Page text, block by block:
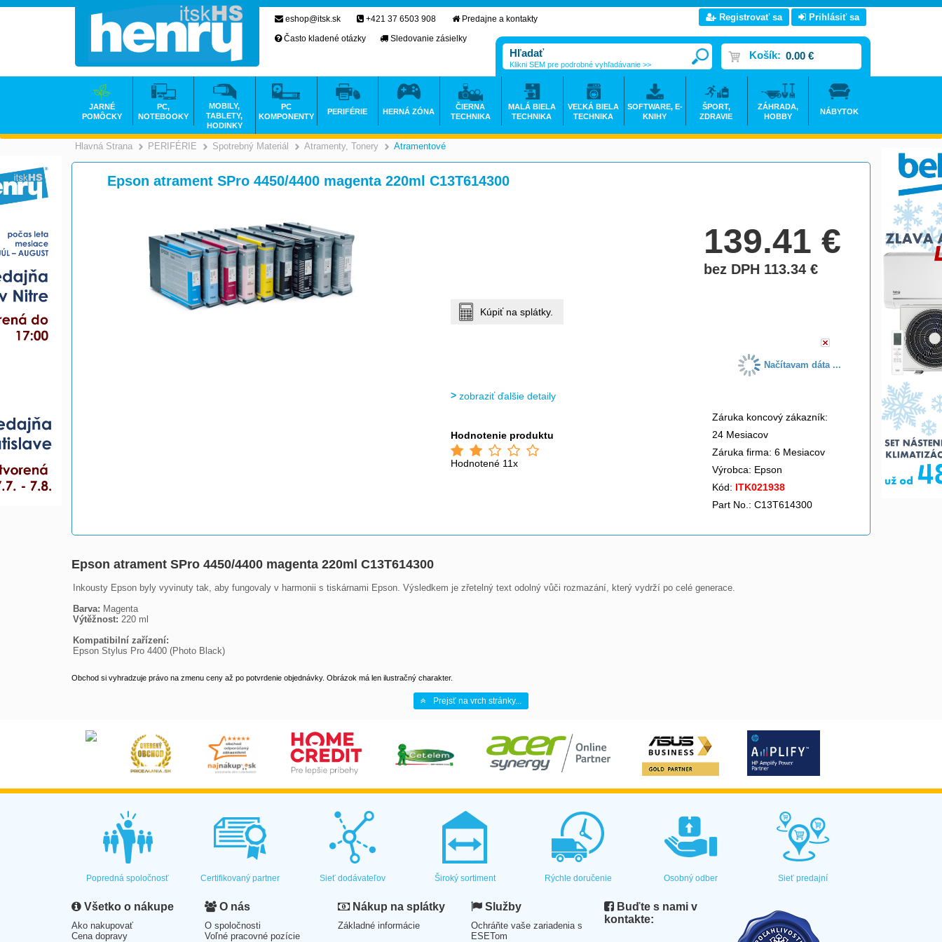
Hlavná Strana >
PERIFÉRIE >
Spotrebný Materiál >
Atramenty, Tonery >
Atramentové
Epson atrament SPro 4450/4400 magenta 220ml C13T614300
139.41€
bez DPH 113.34€
Kúpiť na splátky.
Načítavam dáta ...
zobraziť ďalšie detaily
Hodnotenie produktu
Hodnotené 11x
Záruka koncový zákazník:
24 Mesiacov
Záruka firma: 6 Mesiacov
Výrobca: Epson
Kód: ITK021938
Part No.: C13T614300
Epson atrament SPro 4450/4400 magenta 220ml C13T614300
Inkousty Epson byly vyvinuty tak, aby fungovaly v harmonii s tiskárnami Epson. Výsledkem je zřetelný text odolný vůči rozmazání, který vydrží po celé generace.
Barva:
Výtěžnost: 220 ml
Kompatibilní zařízení:
Epson Stylus Pro 4400 (Photo Black)
Obchod si vyhradzuje právo na zmenu ceny až po potvrdenie objednávky. Obrázok má len ilustračný charakter.
Prejsť na vrch stránky...
eshop@itsk.sk +421 37 6503 908
Predajne a kontakty
Často kladené otázky
Sledovanie zásielky
Registrovať sa Prihlásiť sa
Košík: 0.00 €
Klikni SEM pre podrobné vyhľadávanie >>
JARNÉ
POMÔCKY
PC,
NOTEBOOKY
MOBILY,
TABLETY,
HODINKY
PC
KOMPONENTY
PERIFÉRIE HERNÁ ZÓNA
ČIERNA
TECHNIKA
MALÁ BIELA
TECHNIKA
VEĽKÁ BIELA
TECHNIKA
SOFTWARE, E-
KNIHY
ŠPORT,
ZDRAVIE
ZÁHRADA,
HOBBY
NÁBYTOK
Popredná spoločnosť Certifikovaný partner Sieť dodávateľov Široký sortiment Rýchle doručenie Osobný odber Sieť predajní
Všetko o nákupe
Ako nakupovať
Cena dopravy
O nás
O spoločnosti
Voľné pracovné pozície
Nákup na splátky
Základné informácie
Služby
Ochráňte vaše zariadenia s
ESETom
Buďte s nami v
kontakte: